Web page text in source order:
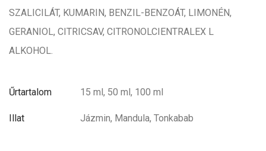
SZALICILÁT, KUMARIN, BENZIL-BENZOÁT, LIMONÉN,
GERANIOL, CITRICSAV, CITRONOLCIENTRALEX L
ALKOHOL.
Űrtartalom 15 ml, 50 ml, 100 ml
Illat Jázmin, Mandula, Tonkabab